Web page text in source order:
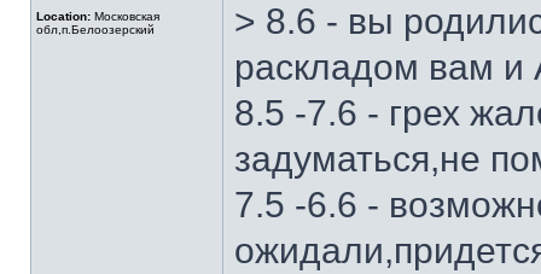
Location: Московская
обл,п.Белоозерский
> 8.6 - вы
раскладом вам
8.5 -7.6 - грех
задуматься,не
7.5 -6.6 -